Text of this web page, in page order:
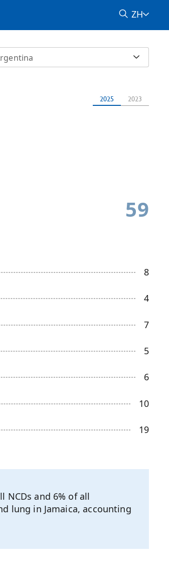
ZH
2025 2023
59
8
4
7
5
6
10
19
NCDs and 6% of all
lung in Jamaica, accounting